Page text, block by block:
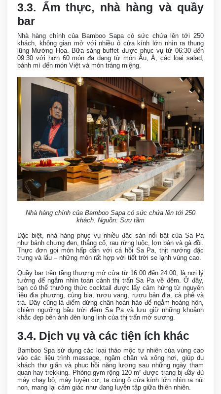
3.3. Ẩm thực, nhà hàng và quầy
bar
Nhà hàng chính của Bamboo Sapa có sức chứa lên tới 250
khách, không gian mở với nhiều ô cửa kính lớn nhìn ra thung
lũng Mường Hoa. Bữa sáng buffet được phục vụ từ 06:30 đến
09:30 với hơn 60 món đa dạng từ món Âu, Á, các loại salad,
bánh mì đến món Việt và món tráng miệng.
Nhà hàng chính của Bamboo Sapa có sức chứa lên tới 250
khách. Nguồn: Sưu tầm
Đặc biệt, nhà hàng phục vụ nhiều đặc sản nổi bật của Sa Pa
như bánh chưng đen, thắng cố, rau rừng luộc, lợn bản và gà đồi.
Thực đơn gọi món hấp dẫn với cá hồi Sa Pa, thịt nướng đặc
trưng và lẩu – những món rất hợp với tiết trời se lạnh vùng cao.
Quầy bar trên tầng thượng mở cửa từ 16:00 đến 24:00, là nơi lý
tưởng để ngắm nhìn toàn cảnh thị trấn Sa Pa về đêm. Ở đây,
bạn có thể thưởng thức cocktail được lấy cảm hứng từ nguyên
liệu địa phương, cùng bia, rượu vang, rượu bản địa, cà phê và
trà. Đây cũng là điểm dừng chân hoàn hảo để ngắm hoàng hôn,
chiêm ngưỡng bầu trời đêm Sa Pa và lưu giữ những khoảnh
khắc đẹp bên ánh đèn lung linh của thị trấn mờ sương.
3.4. Dịch vụ và các tiện ích khác
Bamboo Spa sử dụng các loại thảo mộc tự nhiên của vùng cao
vào các liệu trình massage, ngâm chân và xông hơi, giúp du
khách thư giãn và phục hồi năng lượng sau những ngày tham
quan hay trekking. Phòng gym rộng 120 m² được trang bị đầy đủ
máy chạy bộ, máy luyện cơ, tạ cùng ô cửa kính lớn nhìn ra núi
non, mang lại cảm giác như đang luyện tập giữa thiên nhiên.